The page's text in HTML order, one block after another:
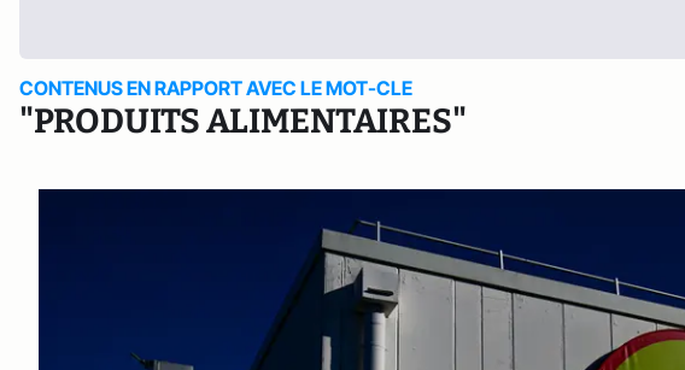
CONTENUS EN RAPPORT AVEC LE MOT-CLE
"PRODUITS ALIMENTAIRES"